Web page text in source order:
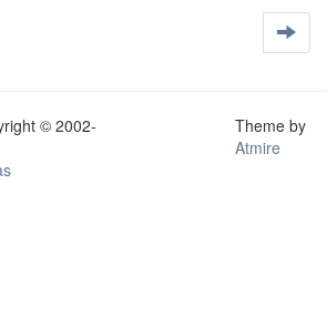
© 2002-
Theme by
Atmire